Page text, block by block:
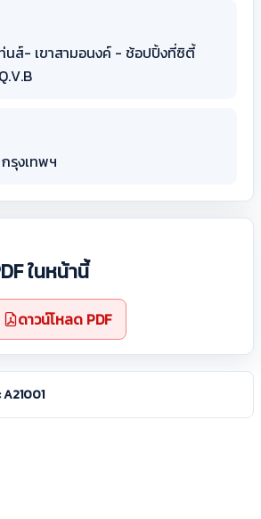
นส์- เขาสามอนงค์ - ช้อปปิ้งที่ซิตี้
รุงเทพฯ
ในหน้านี้
ดาวน์โหลด PDF